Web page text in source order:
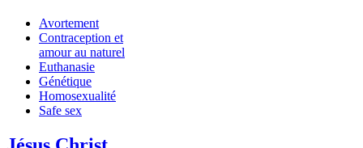
Avortement
Contraception et
amour au naturel
Euthanasie
Génétique
Homosexualité
Safe sex